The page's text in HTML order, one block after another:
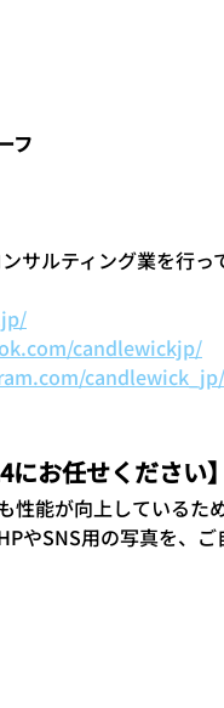
フ
サルティング業を行
candlewickjp/
candlewick_jp/
にお任せください】
性能が向上しているた
やSNS用の写真を、